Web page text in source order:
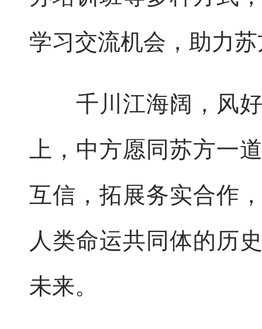
学习交流机会，助力
千川江海阔，风好
上，中方愿同苏方一
互信，拓展务实合作
人类命运共同体的历
未来。